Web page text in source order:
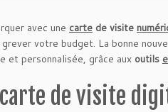
avec une carte de visite
votre budget. La bonne
et personnalisée, grâce aux outils
de visite